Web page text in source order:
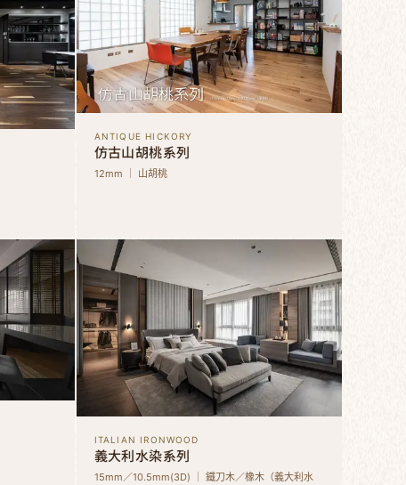
ANTIQUE HICKORY
仿古山胡桃系列
12mm ｜ 山胡桃
ITALIAN IRONWOOD
義大利水染系列
15mm／10.5mm(3D) ｜ 鐵刀木／橡木（義大利水